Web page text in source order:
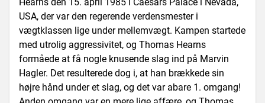
USA, der var den regerende verdensmester i
vægtklassen lige under mellemvægt. Kampen startede
med utrolig aggressivitet, og Thomas Hearns
formåede at få nogle knusende slag ind på Marvin
Hagler. Det resulterede dog i, at han brækkede sin
højre hånd under et slag, og det var abare 1. omgang!